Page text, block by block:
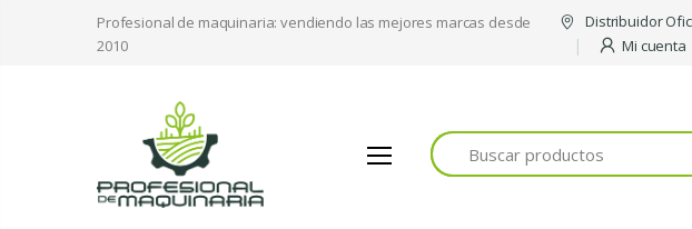
Profesional de maquinaria: vendiendo las mejores marcas desde
2010
Distribuidor
Mi cuenta
Buscar